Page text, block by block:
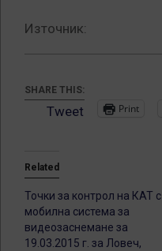
Източник:
SHARE THIS:
Tweet Print
Related
Точки за контрол на КАТ с
мобилна система за
видеозаснемане за
19.03.2015 г. за Ловеч,